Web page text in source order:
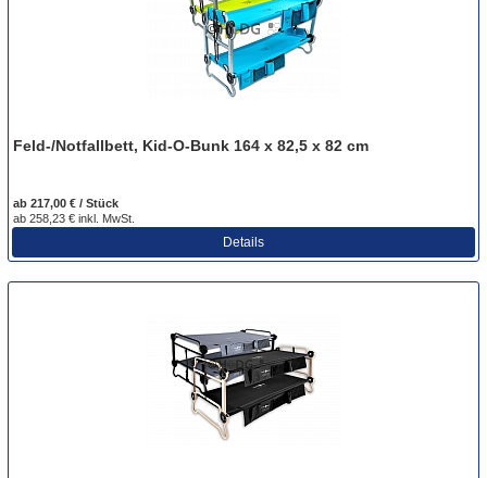
Feld-/Notfallbett, Kid-O-Bunk 164 x 82,5 x 82 cm
ab 217,00 € / Stück
ab 258,23 € inkl. MwSt.
Details